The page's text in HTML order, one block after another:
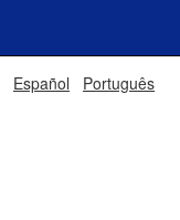
Español Português